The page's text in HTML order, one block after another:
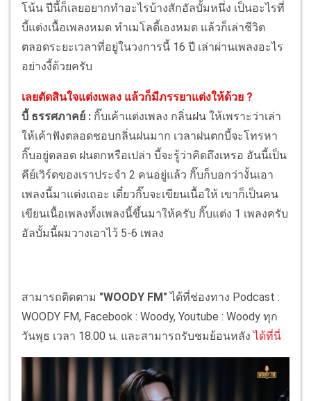
โน้น ปีนี้ก็เลยอยากทำอะไรบ้างสักอัลบั้มหนึ่ง เป็นอะไรที่
บี้แต่งเนื้อเพลงหมด ทำเมโลดี้เองหมด แล้วก็เล่าชีวิต
ตลอดระยะเวลาที่อยู่ในวงการนี้ 16 ปี เล่าผ่านเพลงอะไร
อย่างงี้ด้วยครับ
เลยตัดสินใจแต่งเพลง แล้วก็มีภรรยาแต่งให้ด้วย ?
บี้ ธรรศภาคย์ : กิ๊บเค้าแต่งเพลง กลิ่นฝน ให้เพราะว่าเล่า
ให้เค้าฟังตลอดชอบกลิ่นฝนมาก เวลาฝนตกบี้จะโทรหา
กิ๊บอยู่ตลอด ฝนตกหรือเปล่า บี้จะรู้ว่าคิดถึงเหรอ อันนี้เป็น
คีย์เวิร์ดของเราประจำ 2 คนอยู่แล้ว กิ๊บก็บอกว่างั้นเอา
เพลงนี้มาแต่งเถอะ เดี๋ยวกิ๊บจะเขียนเนื้อให้ เขาก็เป็นคน
เขียนเนื้อเพลงทั้งเพลงนี้ขึ้นมาให้ครับ กิ๊บแต่ง 1 เพลงครับ
อัลบั้มนี้ผมวางเอาไว้ 5-6 เพลง
สามารถติดตาม "WOODY FM" ได้ที่ช่องทาง Podcast :
WOODY FM, Facebook : Woody, Youtube : Woody ทุก
วันพุธ เวลา 18.00 น. และสามารถรับชมย้อนหลังได้ที่นี่